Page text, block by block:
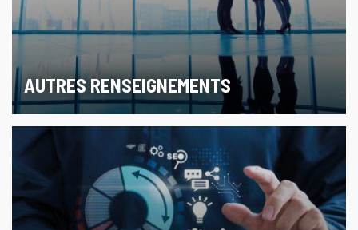
AUTRES RENSEIGNEMENTS